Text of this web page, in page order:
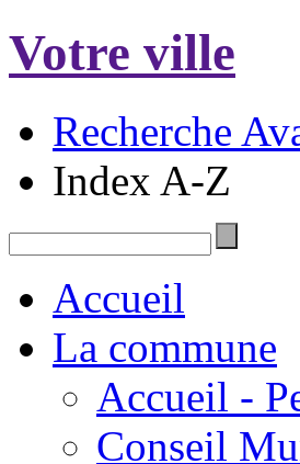
Votre ville
Recherche
Index A-Z
Accueil
La commune
Accueil -
Conseil